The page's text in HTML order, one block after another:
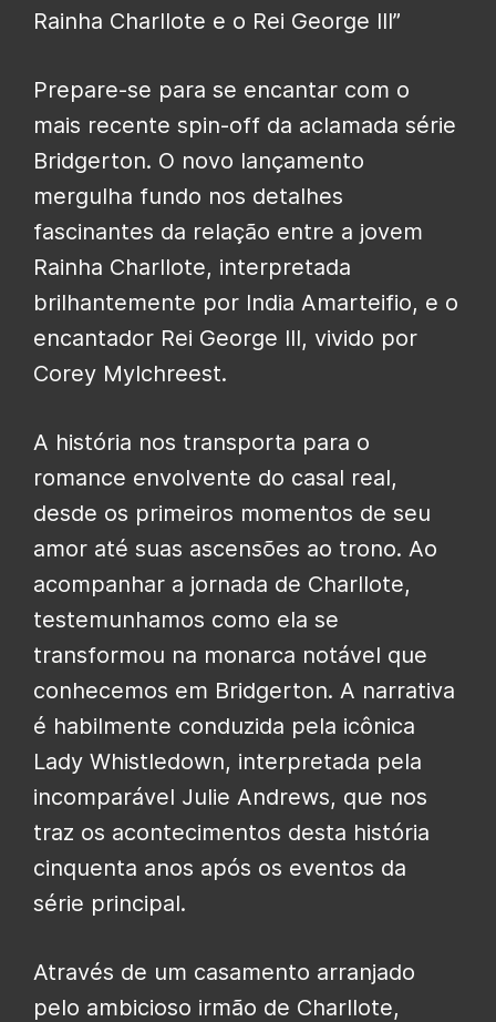
Rainha Charllote e o Rei George III”
Prepare-se para se encantar com o
mais recente spin-off da aclamada série
Bridgerton. O novo lançamento
mergulha fundo nos detalhes
fascinantes da relação entre a jovem
Rainha Charllote, interpretada
brilhantemente por India Amarteifio, e o
encantador Rei George III, vivido por
Corey Mylchreest.
A história nos transporta para o
romance envolvente do casal real,
desde os primeiros momentos de seu
amor até suas ascensões ao trono. Ao
acompanhar a jornada de Charllote,
testemunhamos como ela se
transformou na monarca notável que
conhecemos em Bridgerton. A narrativa
é habilmente conduzida pela icônica
Lady Whistledown, interpretada pela
incomparável Julie Andrews, que nos
traz os acontecimentos desta história
cinquenta anos após os eventos da
série principal.
Através de um casamento arranjado
pelo ambicioso irmão de Charllote,